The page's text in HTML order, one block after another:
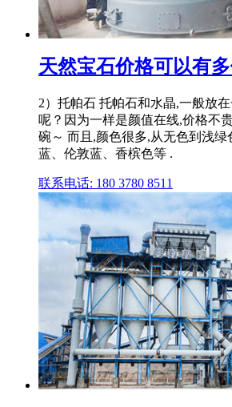
天然宝石价格可以有
2）托帕石 托帕石和水晶,一般放
呢？因为一样是颜值在线,价格不
碗～ 而且,颜色很多,从无色到浅
蓝、伦敦蓝、香槟色等 .
联系电话: 180 3780 8511